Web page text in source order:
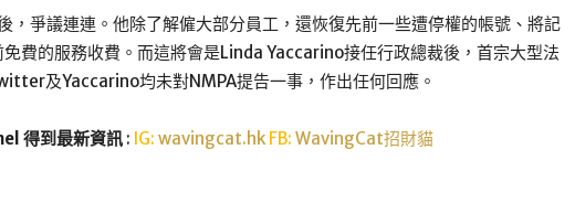
爭議連連。他除了解僱大部分員工，還恢復先前一些遭停權的帳號、將記
費的服務收費。而這將會是Linda Yaccarino接任行政總裁後，首宗大型法
及Yaccarino均未對NMPA提告一事，作出任何回應。
得到最新資訊 : IG: wavingcat.hkFB: WavingCat招財貓